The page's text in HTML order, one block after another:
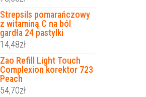
Strepsils pomarańczowy
z witaminą C na ból
gardła 24 pastylki
14,48zł
Zao Refill Light Touch
Complexion korektor 723
Peach
54,70zł